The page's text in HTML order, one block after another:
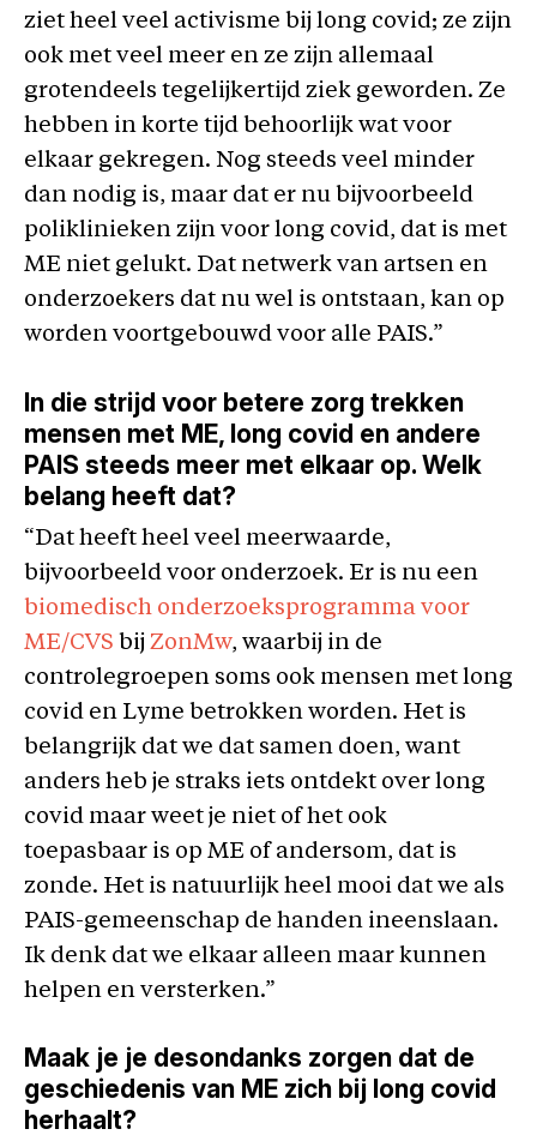
ziet heel veel activisme bij long covid; ze zijn
ook met veel meer en ze zijn allemaal
grotendeels tegelijkertijd ziek geworden. Ze
hebben in korte tijd behoorlijk wat voor
elkaar gekregen. Nog steeds veel minder
dan nodig is, maar dat er nu bijvoorbeeld
poliklinieken zijn voor long covid, dat is met
ME niet gelukt. Dat netwerk van artsen en
onderzoekers dat nu wel is ontstaan, kan op
worden voortgebouwd voor alle PAIS.”
In die strijd voor betere zorg trekken
mensen met ME, long covid en andere
PAIS steeds meer met elkaar op. Welk
belang heeft dat?
“Dat heeft heel veel meerwaarde,
bijvoorbeeld voor onderzoek. Er is nu een
biomedisch onderzoeksprogramma voor
ME/CVS bij ZonMw, waarbij in de
controlegroepen soms ook mensen met long
covid en Lyme betrokken worden. Het is
belangrijk dat we dat samen doen, want
anders heb je straks iets ontdekt over long
covid maar weet je niet of het ook
toepasbaar is op ME of andersom, dat is
zonde. Het is natuurlijk heel mooi dat we als
PAIS-gemeenschap de handen ineenslaan.
Ik denk dat we elkaar alleen maar kunnen
helpen en versterken.”
Maak je je desondanks zorgen dat de
geschiedenis van ME zich bij long covid
herhaalt?